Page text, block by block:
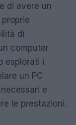
di avere un
di
computer
esplorati i
un PC
e
le prestazioni.